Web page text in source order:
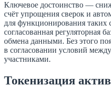
Ключевое достоинство —
счёт упрощения сверок и
для функционирования таких
согласованная регуляторная
обмена данными. Без этого
в согласовании условий
участниками.
Токенизация